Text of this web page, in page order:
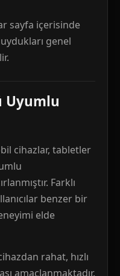
sayfa içerisinde
genel
Uyumlu
cihazlar, tabletler
Farklı
benzer bir
elde
rahat, hızlı
amaçlanmaktadır.